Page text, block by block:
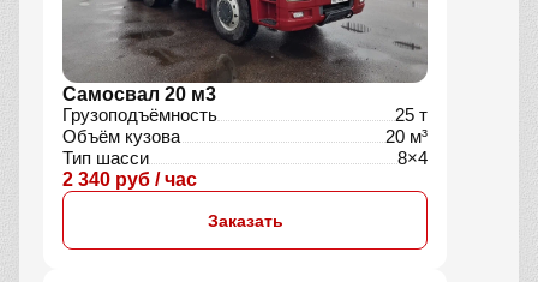
Самосвал 20 м3
Грузоподъёмность
25 т
Объём кузова
20 м³
Тип шасси
8×4
2 340 руб / час
Заказать